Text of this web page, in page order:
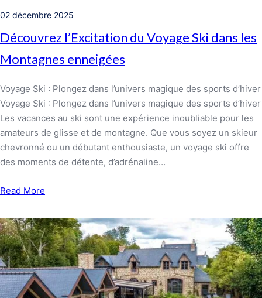
02 décembre 2025
Découvrez l’Excitation du Voyage Ski dans les
Montagnes enneigées
Voyage Ski : Plongez dans l’univers magique des sports d’hiver
Voyage Ski : Plongez dans l’univers magique des sports d’hiver
Les vacances au ski sont une expérience inoubliable pour les
amateurs de glisse et de montagne. Que vous soyez un skieur
chevronné ou un débutant enthousiaste, un voyage ski offre
des moments de détente, d’adrénaline…
Read More